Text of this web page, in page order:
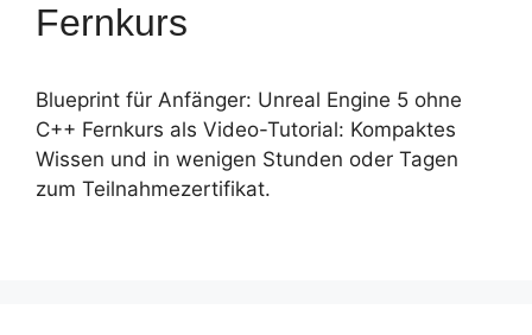
Fernkurs
Blueprint für Anfänger: Unreal Engine 5 ohne
C++ Fernkurs als Video-Tutorial: Kompaktes
Wissen und in wenigen Stunden oder Tagen
zum Teilnahmezertifikat.